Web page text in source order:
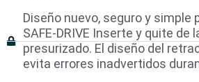
Diseño nuevo, seguro y simple
SAFE-DRIVE Inserte y quite de
presurizado. El diseño del
evita errores inadvertidos